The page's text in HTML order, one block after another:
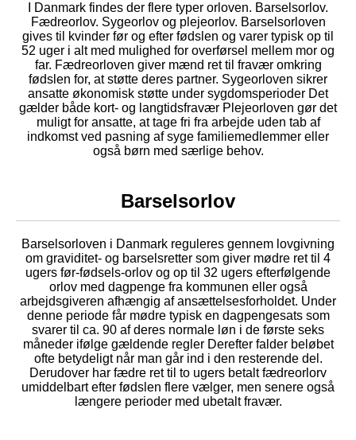
I Danmark findes der flere typer orloven. Barselsorlov.
Fædreorlov. Sygeorlov og plejeorlov. Barselsorloven
gives til kvinder før og efter fødslen og varer typisk op til
52 uger i alt med mulighed for overførsel mellem mor og
far. Fædreorloven giver mænd ret til fravær omkring
fødslen for, at støtte deres partner. Sygeorloven sikrer
ansatte økonomisk støtte under sygdomsperioder Det
gælder både kort- og langtidsfravær Plejeorloven gør det
muligt for ansatte, at tage fri fra arbejde uden tab af
indkomst ved pasning af syge familiemedlemmer eller
også børn med særlige behov.
Barselsorlov
Barselsorloven i Danmark reguleres gennem lovgivning
om graviditet- og barselsretter som giver mødre ret til 4
ugers før-fødsels-orlov og op til 32 ugers efterfølgende
orlov med dagpenge fra kommunen eller også
arbejdsgiveren afhængig af ansættelsesforholdet. Under
denne periode får mødre typisk en dagpengesats som
svarer til ca. 90 af deres normale løn i de første seks
måneder ifølge gældende regler Derefter falder beløbet
ofte betydeligt når man går ind i den resterende del.
Derudover har fædre ret til to ugers betalt fædreorlorv
umiddelbart efter fødslen flere vælger, men senere også
længere perioder med ubetalt fravær.